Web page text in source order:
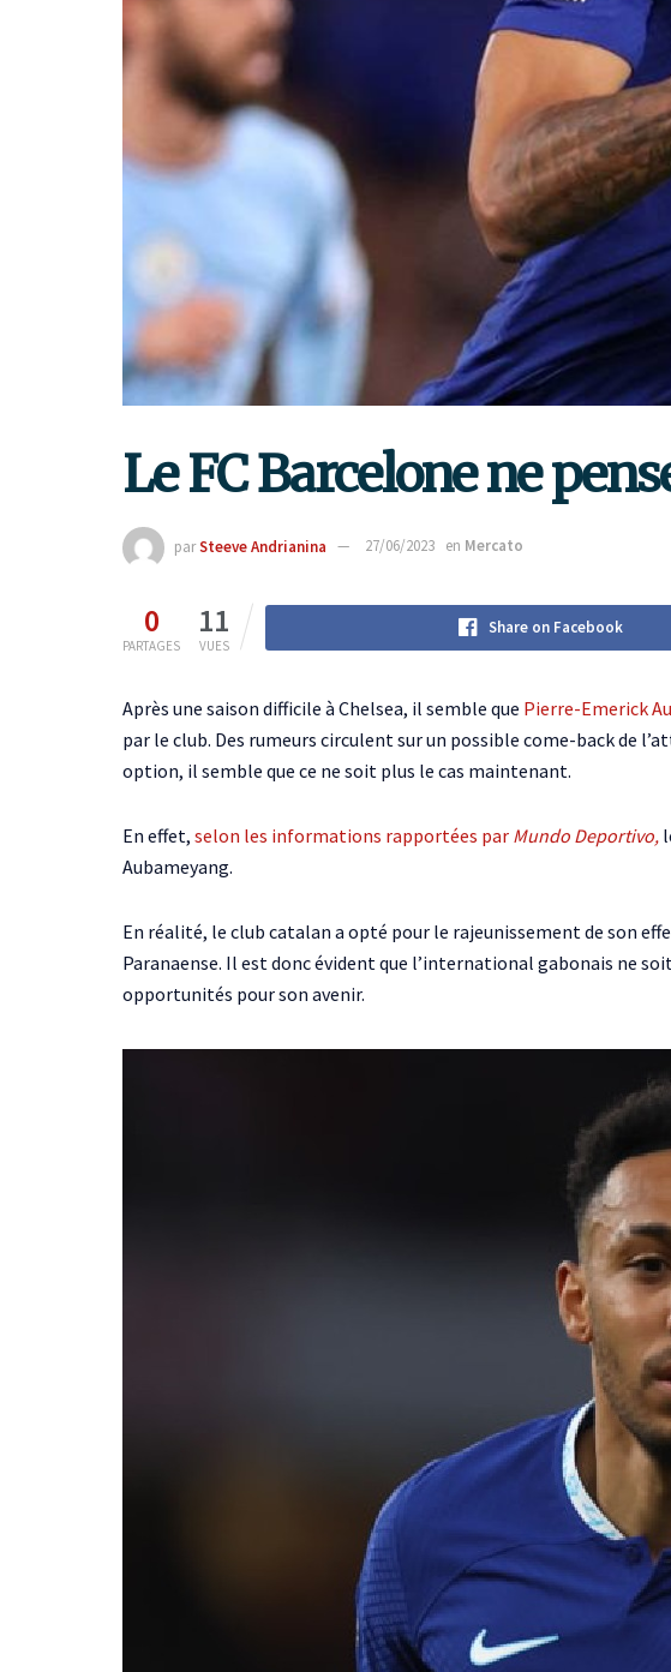
Le FC Barcelone ne
parSteeve Andrianina 27/06/2023 en Mercato
0
PARTAGES
11
VUES
Share on Facebook
Après une saison difficile à Chelsea, il semble que Pierre-Emerick
par le club. Des rumeurs circulent sur un possible come-back de
option, il semble que ce ne soit plus le cas maintenant.
En effet, selon les informations rapportées par Mundo Deportivo,
Aubameyang.
En réalité, le club catalan a opté pour le rajeunissement de son
Paranaense. Il est donc évident que l’international gabonais ne
opportunités pour son avenir.